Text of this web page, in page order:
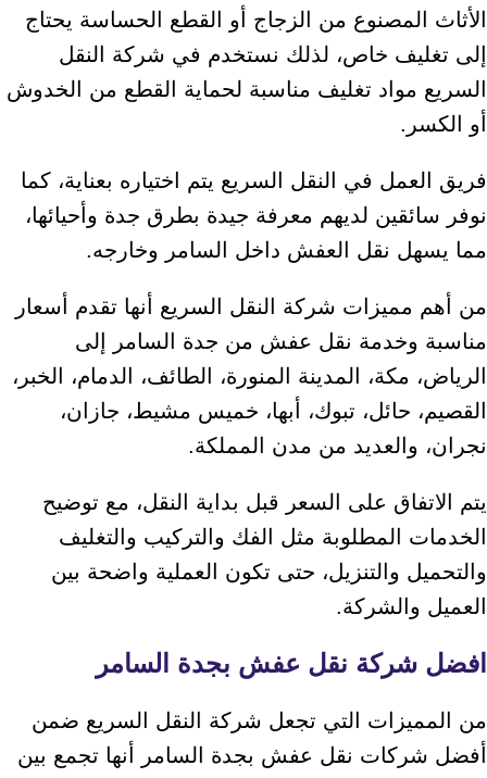
الأثاث المصنوع من الزجاج أو القطع الحساسة يحتاج
إلى تغليف خاص، لذلك نستخدم في شركة النقل
السريع مواد تغليف مناسبة لحماية القطع من الخدوش
أو الكسر.
فريق العمل في النقل السريع يتم اختياره بعناية، كما
نوفر سائقين لديهم معرفة جيدة بطرق جدة وأحيائها،
مما يسهل نقل العفش داخل السامر وخارجه.
من أهم مميزات شركة النقل السريع أنها تقدم أسعار
مناسبة وخدمة نقل عفش من جدة السامر إلى
الرياض، مكة، المدينة المنورة، الطائف، الدمام، الخبر،
القصيم، حائل، تبوك، أبها، خميس مشيط، جازان،
نجران، والعديد من مدن المملكة.
يتم الاتفاق على السعر قبل بداية النقل، مع توضيح
الخدمات المطلوبة مثل الفك والتركيب والتغليف
والتحميل والتنزيل، حتى تكون العملية واضحة بين
العميل والشركة.
افضل شركة نقل عفش بجدة السامر
من المميزات التي تجعل شركة النقل السريع ضمن
أفضل شركات نقل عفش بجدة السامر أنها تجمع بين